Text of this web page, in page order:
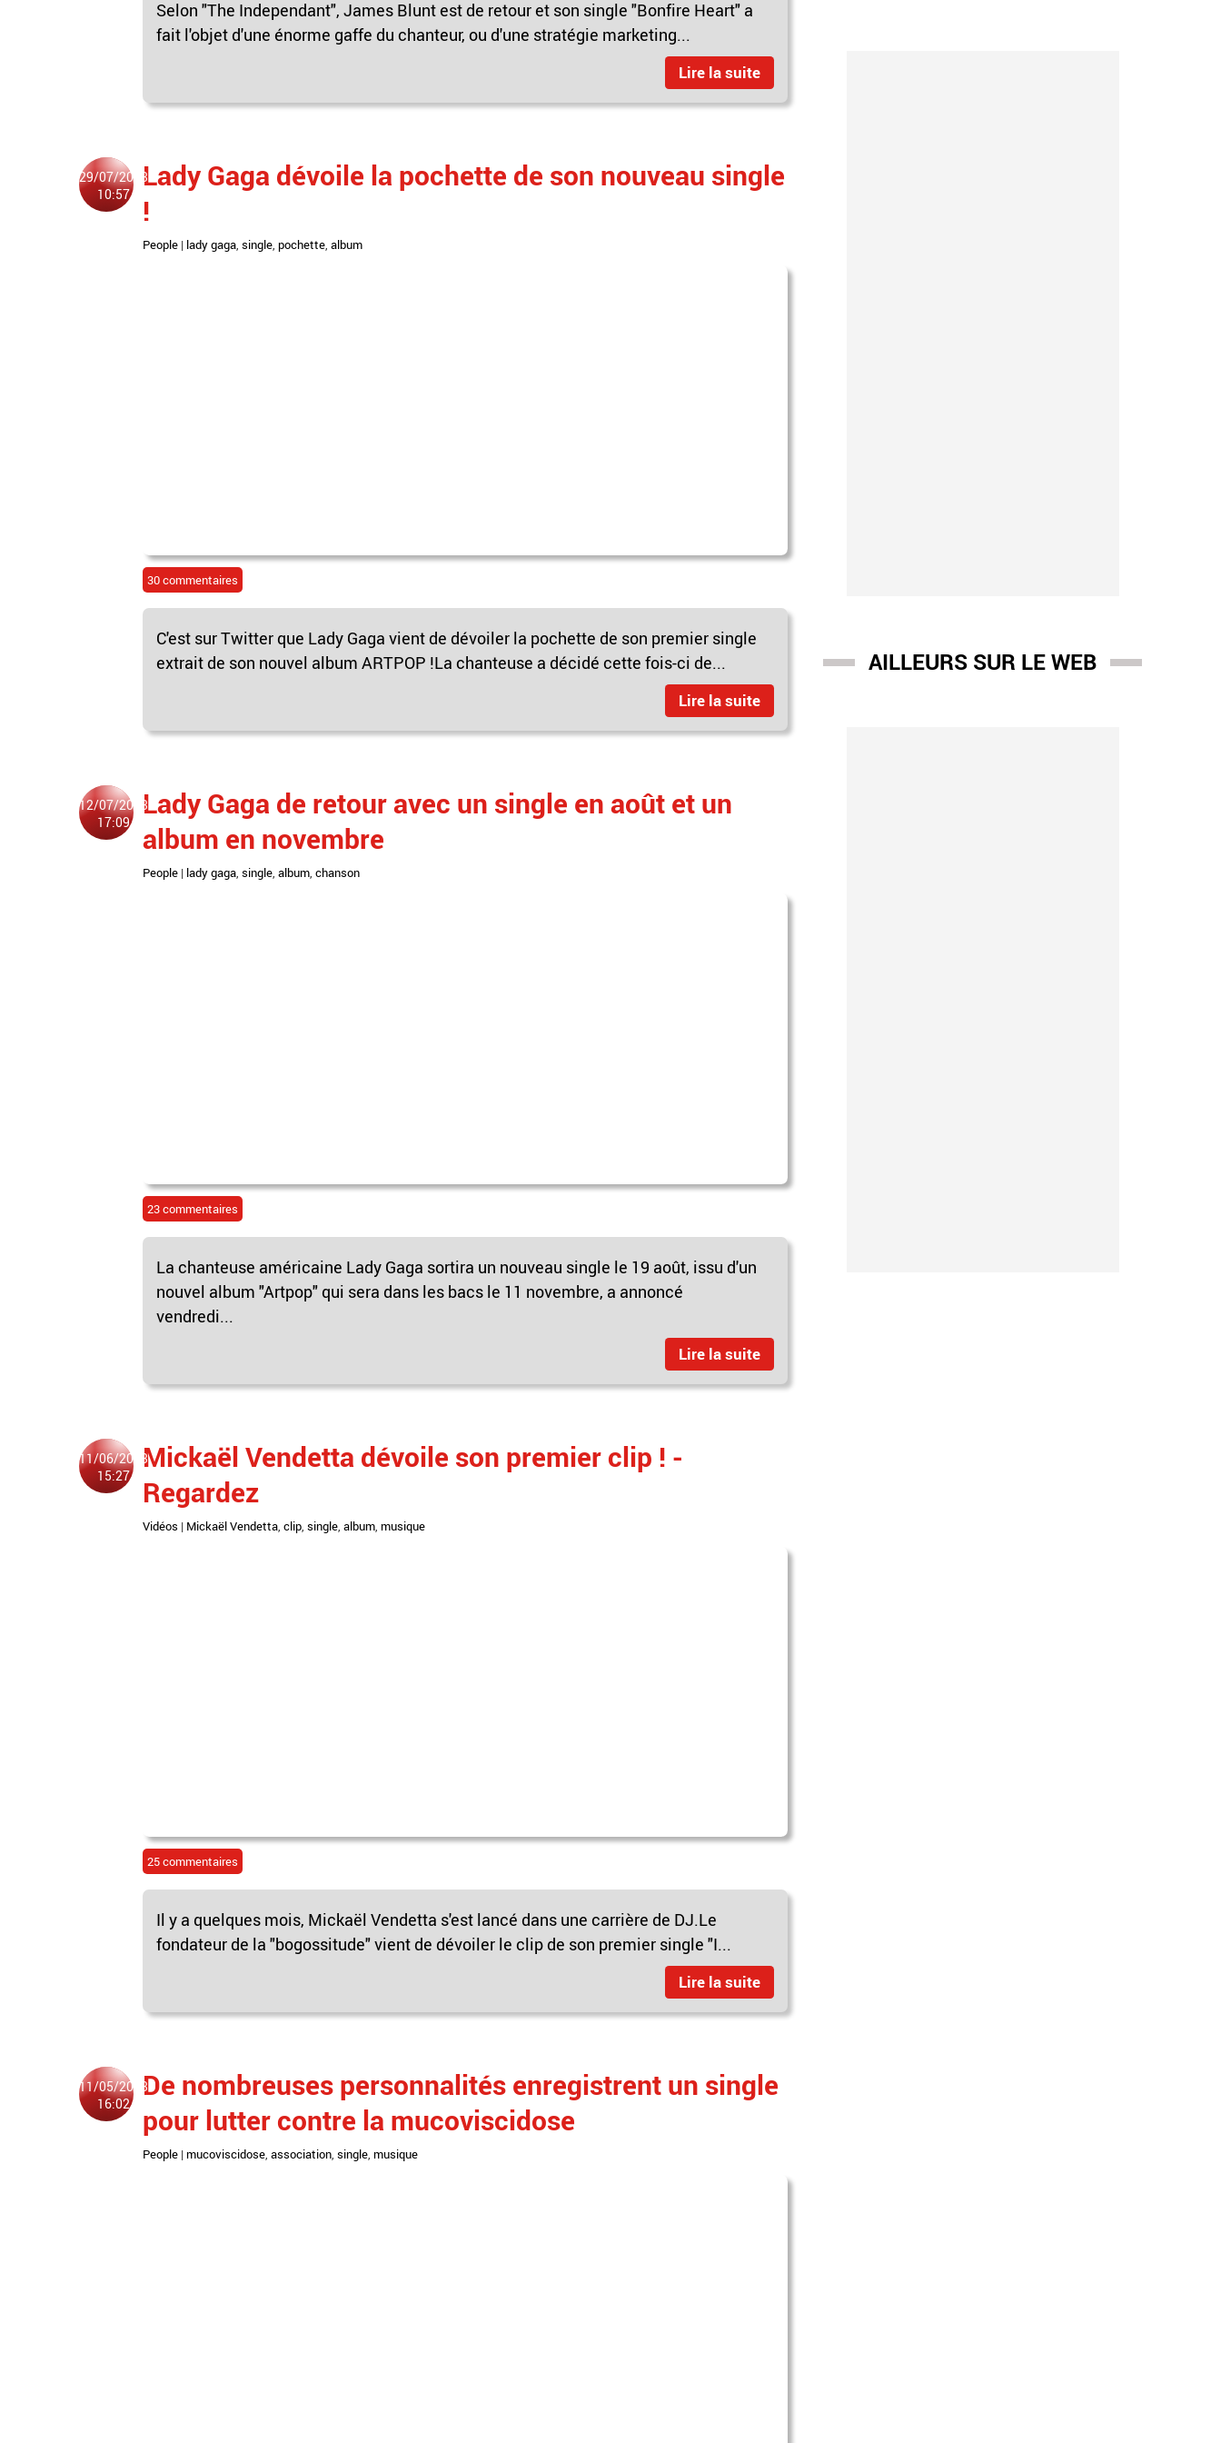
Selon "The Independant", James Blunt est de retour et son single "Bonfire Heart" a
fait l'objet d'une énorme gaffe du chanteur, ou d'une stratégie marketing...
Lire la suite
29/07/2013
10:57
Lady Gaga dévoile la pochette de son nouveau single
!
People | lady gaga single pochette album
30 commentaires
C'est sur Twitter que Lady Gaga vient de dévoiler la pochette de son premier single
extrait de son nouvel album ARTPOP !La chanteuse a décidé cette fois-ci de...
Lire la suite
12/07/2013
17:09
Lady Gaga de retour avec un single en août et un
album en novembre
People | lady gaga, single, album, chanson
23 commentaires
La chanteuse américaine Lady Gaga sortira un nouveau single le 19 août, issu d'un
nouvel album "Artpop" qui sera dans les bacs le 11 novembre, a annoncé
vendredi...
Lire la suite
11/06/2013
15:27
Mickaël Vendetta dévoile son premier clip ! -
Regardez
Vidéos | Mickaël Vendetta clip single album musique
25 commentaires
Il y a quelques mois, Mickaël Vendetta s'est lancé dans une carrière de DJ.Le
fondateur de la "bogossitude" vient de dévoiler le clip de son premier single "I...
Lire la suite
11/05/2013
16:02
De nombreuses personnalités enregistrent un single
pour lutter contre la mucoviscidose
People | mucoviscidose, association, single, musique
AILLEURS SUR LE WEB